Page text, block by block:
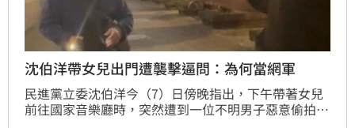
沈伯洋帶女兒出門遭襲擊逼問：為何當網軍
民進黨立委沈伯洋今（7）日傍晚指出，下午帶著女兒
前往國家音樂廳時，突然遭到一位不明男子惡意偷拍，